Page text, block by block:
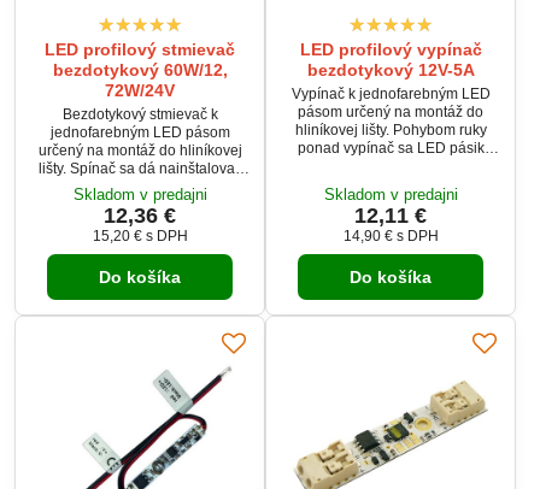
LED profilový stmievač
bezdotykový 60W/12,
72W/24V
Bezdotykový stmievač k
jednofarebným LED pásom
určený na montáž do hliníkovej
lišty. Spínač sa dá nainštalovať
do profilu s difúzorom, pričom
poloha snímača je zvýraznená
LED diódou. Je určený na
osvetlenie kuchynských a
pracovných plôch, ako aj na
osvetlenie nábytku. Má lepiacu
stabilnú inštaláciu do profilu.
Osvetlenie sa aktivuje alebo
deaktivuje rýchlym pohybom
Skladom v predajni
12,36 €
15,20 € s DPH
Do košíka
LED profilový vypínač
bezdotykový 12V-5A
Vypínač k jednofarebným LED
pásom určený na montáž do
hliníkovej lišty. Pohybom ruky
ponad vypínač sa LED pásik
Skladom v predajni
12,11 €
14,90 € s DPH
Do košíka